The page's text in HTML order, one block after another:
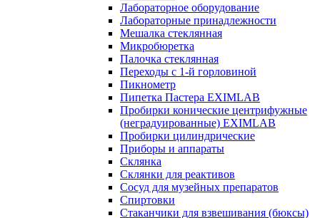
Лабораторное оборудование
Лабораторные принадлежности
Мешалка стеклянная
Микробюретка
Палочка стеклянная
Переходы с 1-й горловиной
Пикнометр
Пипетка Пастера EXIMLAB
Пробирки конические центрифужные
(неградуированные) EXIMLAB
Пробирки цилиндрические
Приборы и аппараты
Склянка
Склянки для реактивов
Сосуд для музейных препаратов
Спиртовки
Стаканчики для взвешивания (бюксы)